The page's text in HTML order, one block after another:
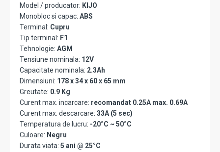
Model / producator: KIJO
Monobloc si capac: ABS
Terminal: Cupru
Tip terminal: F1
Tehnologie: AGM
Tensiune nominala: 12V
Capacitate nominala: 2.3Ah
Dimensiuni: 178 x 34 x 60 x 65 mm
Greutate: 0.9 Kg
Curent max. incarcare: recomandat 0.25A max. 0.69A
Curent max. descarcare: 33A (5 sec)
Temperatura de lucru: -20°C ~ 50°C
Culoare: Negru
Durata viata: 5 ani @ 25°C